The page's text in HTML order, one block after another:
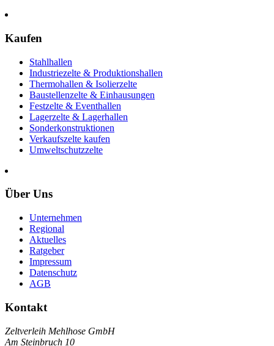
Kaufen
Stahlhallen
Industriezelte & Produktionshallen
Thermohallen & Isolierzelte
Baustellenzelte & Einhausungen
Festzelte & Eventhallen
Lagerzelte & Lagerhallen
Sonderkonstruktionen
Verkaufszelte kaufen
Umweltschutzzelte
Über Uns
Unternehmen
Regional
Aktuelles
Ratgeber
Impressum
Datenschutz
AGB
Kontakt
Zeltverleih Mehlhose GmbH
Am Steinbruch 10